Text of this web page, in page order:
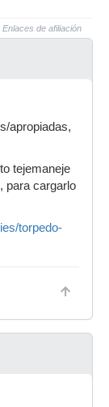
Enlaces de afiliación
apropiadas,
tejemaneje
para cargarlo
torpedo-